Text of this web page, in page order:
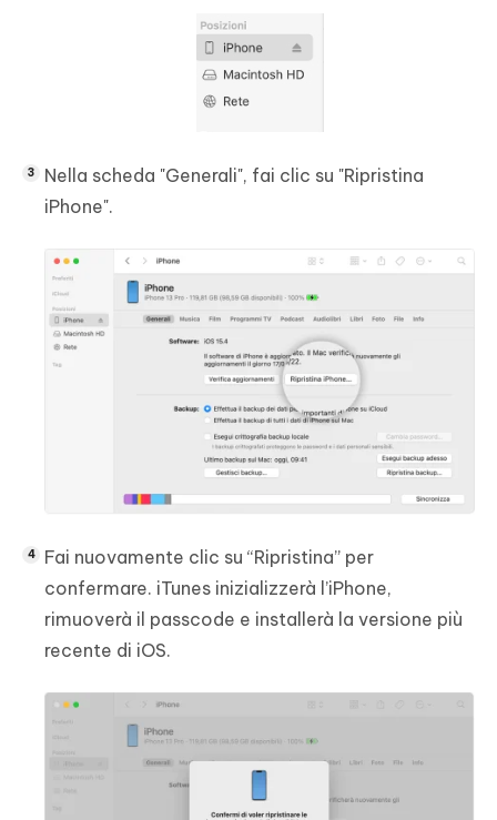
Nella scheda "Generali", fai clic su "Ripristina
iPhone".
Fai nuovamente clic su “Ripristina” per
confermare. iTunes inizializzerà l’iPhone,
rimuoverà il passcode e installerà la versione più
recente di iOS.